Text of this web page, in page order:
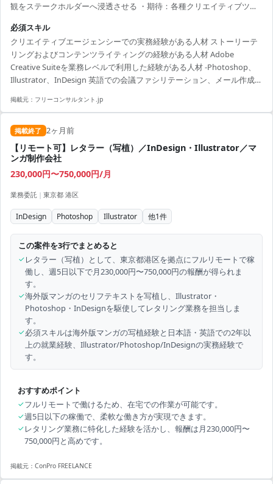
観をステークホルダーへ浸透させる ・期待：各種クリエイティブツー
る実務遂行 □業務内容 ・Adobeツールを活用したデザイン制作および
コンテンツ作成 ・ソーシャルメディアやコンテンツマネジメントシス
テムを用いた運用支援 ・日本語および英語での会議ファシリテーショ
ン、メール作成、資料確認等の実務対応 ・AIツールや動画／プロトタ
イプツール（After Effects／Fi...
必須スキル
クリエイティブエージェンシーでの実務経験がある人材 ストーリーテ
リングおよびコンテンツライティングの経験がある人材 Adobe
Creative Suiteを業務レベルで利用した経験がある人材 -Photoshop、
Illustrator、InDesign 英語での会議ファシリテーション、メール作成、
サイトのCMSに関する知見を有する人材
掲載元： フリーコンサルタント.jp
掲載終了 2ヶ月前
【リモート可】レタラー（写植）／InDesign・Illustrator／マ
ンガ制作会社
230,000円〜750,000円/月
業務委託 | 東京都 港区
InDesign Photoshop Illustrator 他1件
この案件を3行でまとめると
✓レタラー（写植）として、東京都港区を拠点にフルリモートで稼
働し、週5日以下で月230,000円〜750,000円の報酬が得られま
す。
✓海外版マンガのセリフテキストを写植し、Illustrator・
Photoshop・InDesignを駆使してレタリング業務を担当しま
す。
✓必須スキルは海外版マンガの写植経験と日本語・英語での2年以
上の就業経験、Illustrator/Photoshop/InDesignの実務経験で
す。
おすすめポイント
✓フルリモートで働けるため、在宅での作業が可能です。
✓週5日以下の稼働で、柔軟な働き方が実現できます。
✓レタリング業務に特化した経験を活かし、報酬は月230,000円〜
750,000円と高めです。
掲載元： ConPro FREELANCE